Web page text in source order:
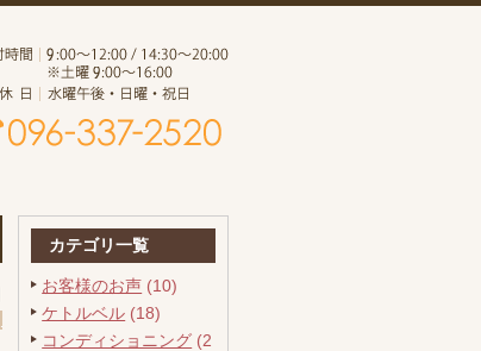
カテゴリ一覧
お客様のお声 (10)
ケトルベル (18)
コンディショニング (2